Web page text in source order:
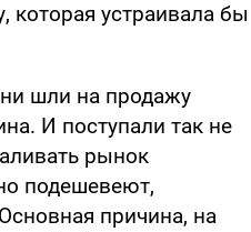
которая устраивала бы
шли на продажу
И поступали так не
рынок
подешевеют,
причина, на